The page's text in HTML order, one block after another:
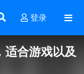
登录
适合游戏以及